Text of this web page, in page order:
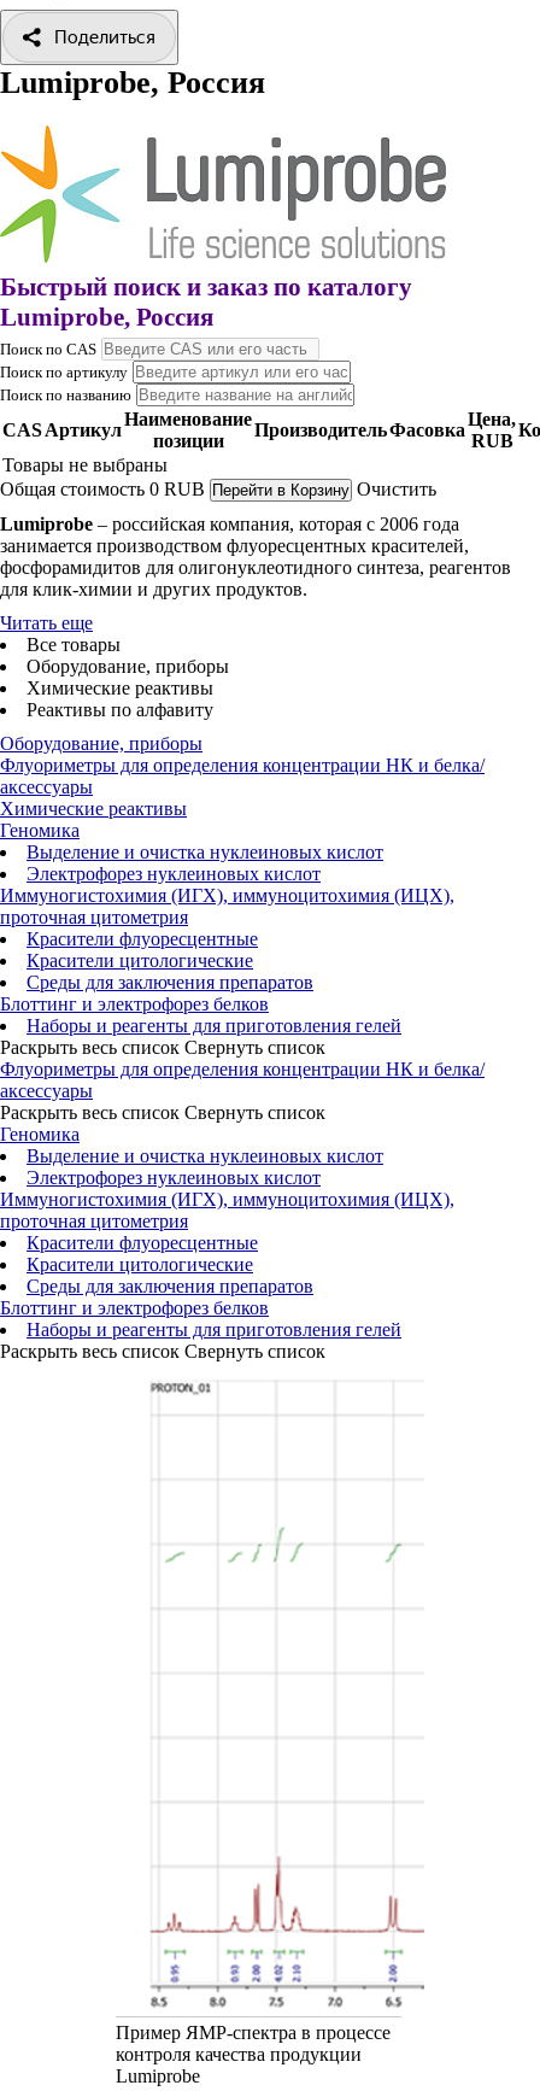
Поделиться
Lumiprobe, Россия
Быстрый поиск и заказ по каталогу
Lumiprobe, Россия
Поиск по CAS
Поиск по артикулу
Поиск по названию
CASАртикул
Наименование
позиции
ПроизводительФасовка
Цена,
RUB
Товары не выбраны
Общая стоимость 0 RUB Перейти в Корзину Очистить
Lumiprobe – российская компания, которая с 2006 года
занимается производством флуоресцентных красителей,
фосфорамидитов для олигонуклеотидного синтеза, реагентов
для клик-химии и других продуктов.
Читать еще
Все товары
Оборудование, приборы
Химические реактивы
Реактивы по алфавиту
Оборудование, приборы
Флуориметры для определения концентрации НК и белка/
аксессуары
Химические реактивы
Геномика
Выделение и очистка нуклеиновых кислот
Электрофорез нуклеиновых кислот
Иммуногистохимия (ИГХ), иммуноцитохимия (ИЦХ),
проточная цитометрия
Красители флуоресцентные
Красители цитологические
Среды для заключения препаратов
Блоттинг и электрофорез белков
Наборы и реагенты для приготовления гелей
Раскрыть весь список Свернуть список
Флуориметры для определения концентрации НК и белка/
аксессуары
Раскрыть весь список Свернуть список
Геномика
Выделение и очистка нуклеиновых кислот
Электрофорез нуклеиновых кислот
Иммуногистохимия (ИГХ), иммуноцитохимия (ИЦХ),
проточная цитометрия
Красители флуоресцентные
Красители цитологические
Среды для заключения препаратов
Блоттинг и электрофорез белков
Наборы и реагенты для приготовления гелей
Раскрыть весь список Свернуть список
Пример ЯМР-спектра в процессе
контроля качества продукции
Lumiprobe